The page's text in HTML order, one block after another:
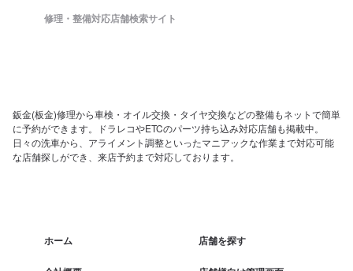
修理・整備対応店舗検索サイト
鈑金(板金)修理から車検・オイル交換・タイヤ交換などの整備もネットで簡単
に予約ができます。ドラレコやETCのパーツ持ち込み対応店舗も掲載中。
日々の洗車から、アライメント調整といったマニアックな作業まで対応可能
な店舗探しができ、来店予約まで対応しております。
ホーム 店舗を探す